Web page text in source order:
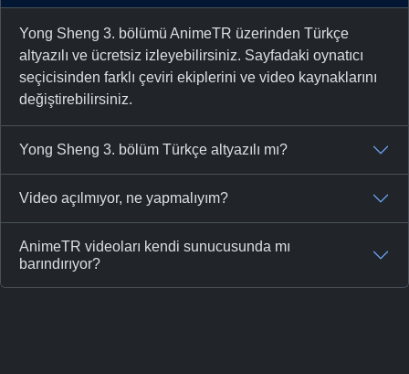
Yong Sheng 3. bölümü AnimeTR üzerinden Türkçe
altyazılı ve ücretsiz izleyebilirsiniz. Sayfadaki oynatıcı
seçicisinden farklı çeviri ekiplerini ve video kaynaklarını
değiştirebilirsiniz.
Yong Sheng 3. bölüm Türkçe altyazılı mı?
Video açılmıyor, ne yapmalıyım?
AnimeTR videoları kendi sunucusunda mı
barındırıyor?